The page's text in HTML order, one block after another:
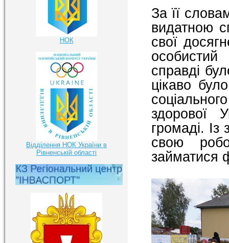
За її
видатною
свої
справді
цікаво
здорової
громаді.
свою
займатися
НОК
Відділення НОК України в
Рівненській області